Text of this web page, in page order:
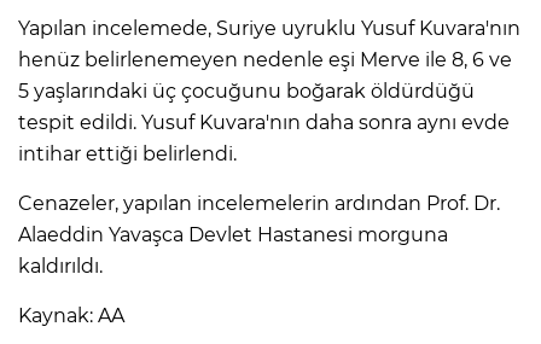
Yapılan incelemede, Suriye uyruklu Yusuf Kuvara'nın
henüz belirlenemeyen nedenle eşi Merve ile 8, 6 ve
5 yaşlarındaki üç çocuğunu boğarak öldürdüğü
tespit edildi. Yusuf Kuvara'nın daha sonra aynı evde
intihar ettiği belirlendi.
Cenazeler, yapılan incelemelerin ardından Prof. Dr.
Alaeddin Yavaşca Devlet Hastanesi morguna
kaldırıldı.
Kaynak: AA